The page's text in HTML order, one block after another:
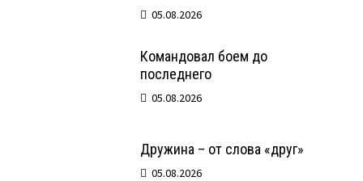
05.08.2026
Командовал боем до
последнего
05.08.2026
Дружина – от слова «друг»
05.08.2026